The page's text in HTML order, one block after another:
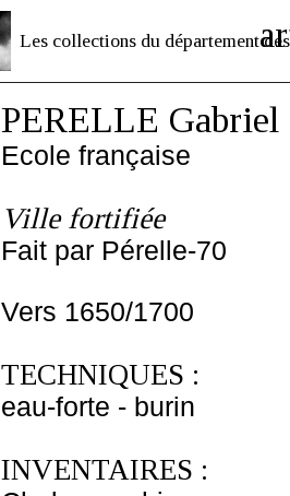
Les collections du département des
PERELLE Gabriel
Ecole française
Ville fortifiée
Fait par Pérelle-70
Vers 1650/1700
TECHNIQUES :
eau-forte - burin
INVENTAIRES :